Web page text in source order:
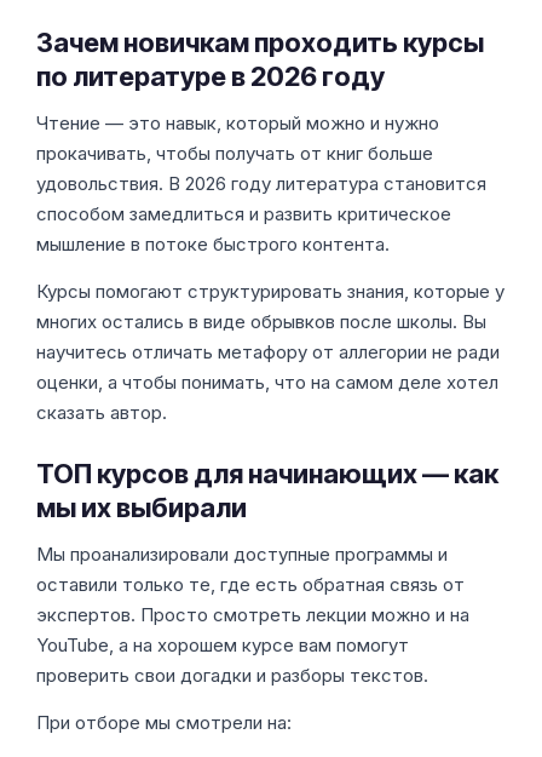
Зачем новичкам проходить курсы
по литературе в 2026 году
Чтение — это навык, который можно и нужно
прокачивать, чтобы получать от книг больше
удовольствия. В 2026 году литература становится
способом замедлиться и развить критическое
мышление в потоке быстрого контента.
Курсы помогают структурировать знания, которые у
многих остались в виде обрывков после школы. Вы
научитесь отличать метафору от аллегории не ради
оценки, а чтобы понимать, что на самом деле хотел
сказать автор.
ТОП курсов для начинающих — как
мы их выбирали
Мы проанализировали доступные программы и
оставили только те, где есть обратная связь от
экспертов. Просто смотреть лекции можно и на
YouTube, а на хорошем курсе вам помогут
проверить свои догадки и разборы текстов.
При отборе мы смотрели на: